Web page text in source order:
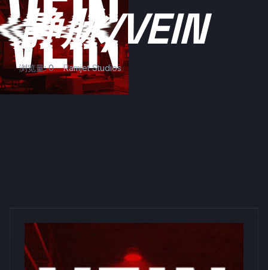
静脉/VEIN
浏览量: 0 Ramjet Studios